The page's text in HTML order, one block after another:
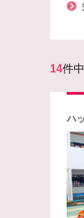
14件
ハ